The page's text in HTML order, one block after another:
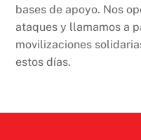
bases de apoyo. Nos
ataques y llamamos a
movilizaciones
estos días.